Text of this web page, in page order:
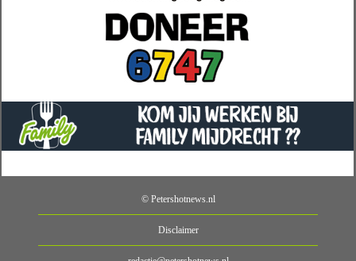
© Petershotnews.nl
Disclaimer